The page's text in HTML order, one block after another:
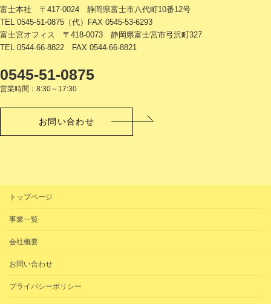
富士本社 〒417-0024 静岡県富士市八代町10番12号
TEL 0545-51-0875（代）FAX 0545-53-6293
富士宮オフィス 〒418-0073 静岡県富士宮市弓沢町327
TEL 0544-66-8822 FAX 0544-66-8821
0545-51-0875
営業時間：8:30～17:30
お問い合わせ
トップページ
事業一覧
会社概要
お問い合わせ
プライバシーポリシー